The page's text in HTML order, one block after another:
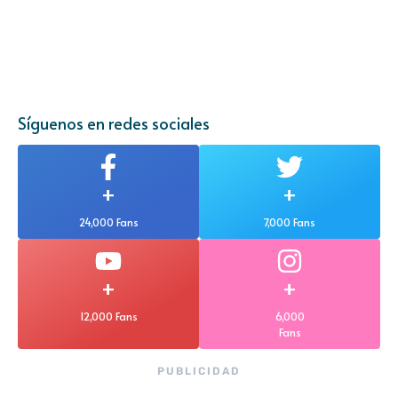
Síguenos en redes sociales
+
24,000 Fans
+
7,000 Fans
+
12,000 Fans
+
6,000
Fans
PUBLICIDAD